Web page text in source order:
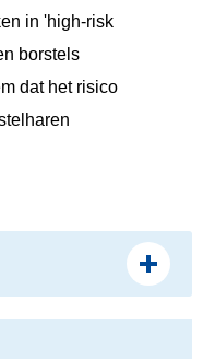
in 'high-risk
borstels
dat het risico